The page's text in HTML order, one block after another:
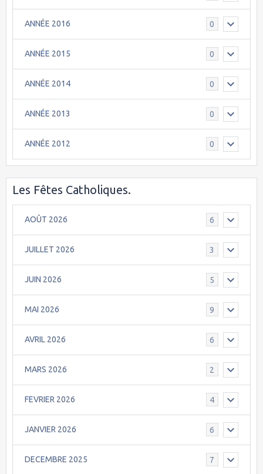
ANNÉE 2016 0
ANNÉE 2015 0
ANNÉE 2014 0
ANNÉE 2013 0
ANNÉE 2012 0
Les Fêtes Catholiques.
AOÛT 2026 6
JUILLET 2026 3
JUIN 2026 5
MAI 2026 9
AVRIL 2026 6
MARS 2026 2
FEVRIER 2026 4
JANVIER 2026 6
DECEMBRE 2025 7